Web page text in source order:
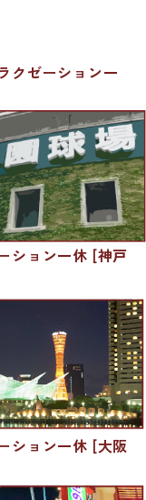
クゼーション一
ション一休 [神戸
ション一休 [大阪